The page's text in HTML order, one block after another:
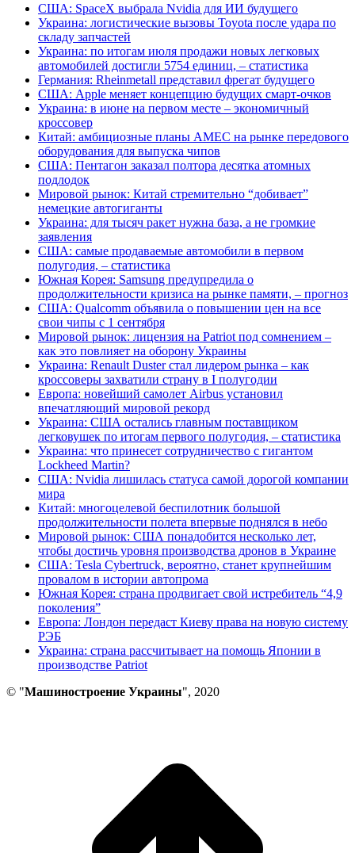
США: SpaceX выбрала Nvidia для ИИ будущего
Украина: логистические вызовы Toyota после удара по
складу запчастей
Украина: по итогам июля продажи новых легковых
автомобилей достигли 5754 единиц, – статистика
Германия: Rheinmetall представил фрегат будущего
США: Apple меняет концепцию будущих смарт-очков
Украина: в июне на первом месте – экономичный
кроссовер
Китай: амбициозные планы AMEC на рынке передового
оборудования для выпуска чипов
США: Пентагон заказал полтора десятка атомных
подлодок
Мировой рынок: Китай стремительно “добивает”
немецкие автогиганты
Украина: для тысяч ракет нужна база, а не громкие
заявления
США: самые продаваемые автомобили в первом
полугодия, – статистика
Южная Корея: Samsung предупредила о
продолжительности кризиса на рынке памяти, – прогноз
США: Qualcomm объявила о повышении цен на все
свои чипы с 1 сентября
Мировой рынок: лицензия на Patriot под сомнением –
как это повлияет на оборону Украины
Украина: Renault Duster стал лидером рынка – как
кроссоверы захватили страну в I полугодии
Европа: новейший самолет Airbus установил
впечатляющий мировой рекорд
Украина: США остались главным поставщиком
легковушек по итогам первого полугодия, – статистика
Украина: что принесет сотрудничество с гигантом
Lockheed Martin?
США: Nvidia лишилась статуса самой дорогой компании
мира
Китай: многоцелевой беспилотник большой
продолжительности полета впервые поднялся в небо
Мировой рынок: США понадобится несколько лет,
чтобы достичь уровня производства дронов в Украине
США: Tesla Cybertruck, вероятно, станет крупнейшим
провалом в истории автопрома
Южная Корея: страна продвигает свой истребитель “4,9
поколения”
Европа: Лондон передаст Киеву права на новую систему
РЭБ
Украина: страна рассчитывает на помощь Японии в
производстве Patriot
© "Машиностроение Украины", 2020